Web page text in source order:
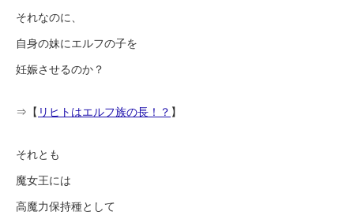
それなのに、
自身の妹にエルフの子を
妊娠させるのか？
⇒【 リヒトはエルフ族の長！？ 】
それとも
魔女王には
高魔力保持種として